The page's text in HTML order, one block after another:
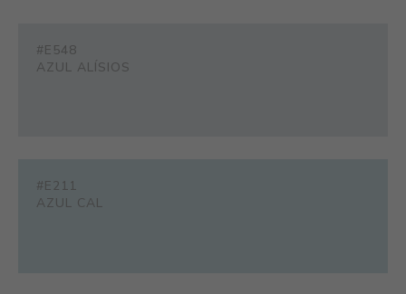
#E548
AZUL ALÍSIOS
#E211
AZUL CAL